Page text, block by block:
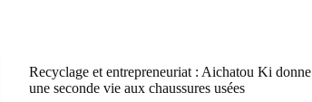
Recyclage et entrepreneuriat : Aichatou Ki donne
une seconde vie aux chaussures usées